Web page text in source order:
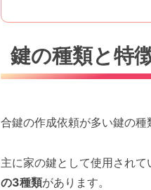
鍵の種類と特
合鍵の作成依頼が多い鍵の種
主に家の鍵として使用されて
の3種類があります。